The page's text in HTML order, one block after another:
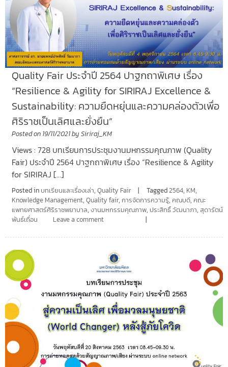
Quality Fair ประจำปี 2564 ปาฐกถาพิเศษ เรื่อง
“Resilience & Agility for SIRIRAJ Excellence &
Sustainability: ความยืดหยุ่นและความคล่องตัวเพื่อ
ศิริราชเป็นเลิศและยั่งยืน”
Posted on 19/11/2021by Siriraj_KM
Views : 728 บทเรียนการประชุมงานมหกรรมคุณภาพ (Quality
Fair) ประจำปี 2564 ปาฐกถาพิเศษ เรื่อง “Resilience & Agility
for SIRIRAJ […]
Posted in บทเรียนและเรื่องเล่า, Quality Fair Tagged2564, KM,
Knowledge Management, Quality fair, การจัดการความรู้, คณบดี, คณะ
แพทยศาสตร์ศิริราชพยาบาล, งานมหกรรมคุณภาพ, ประสิทธิ์ วัฒนาภา, สุดารัตน์
พันธ์เถื่อน
Leave a comment